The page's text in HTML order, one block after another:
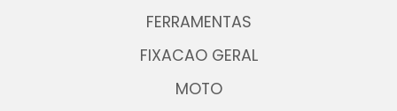
FERRAMENTAS
FIXACAO GERAL
MOTO